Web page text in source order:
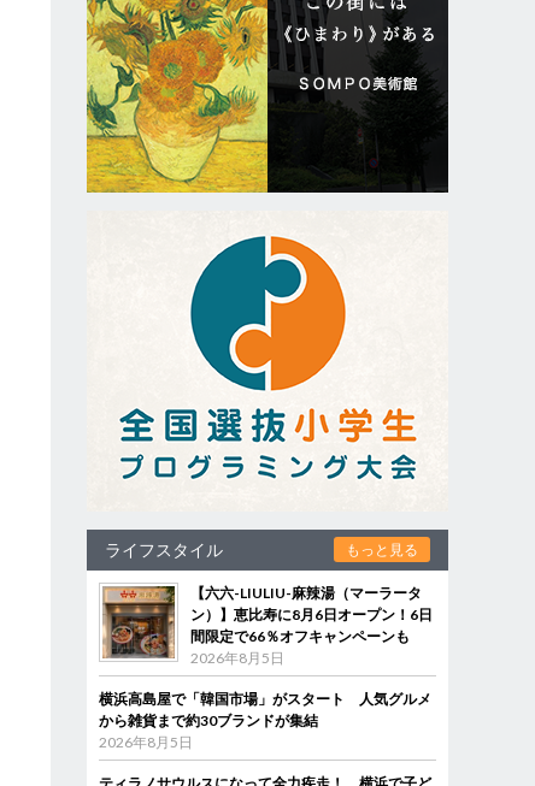
ライフスタイル もっと見る
【六六-LIULIU-麻辣湯（マーラータ
ン）】恵比寿に8月6日オープン！6日
間限定で66％オフキャンペーンも
2026年8月5日
横浜高島屋で「韓国市場」がスタート 人気グルメ
から雑貨まで約30ブランドが集結
2026年8月5日